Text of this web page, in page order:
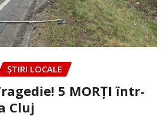
ȘTIRI LOCALE
5 MORȚI într-
Cluj